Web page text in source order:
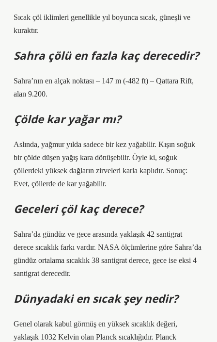
Sıcak çöl iklimleri genellikle yıl boyunca sıcak, güneşli ve
kuraktır.
Sahra çölü en fazla kaç derecedir?
Sahra’nın en alçak noktası – 147 m (-482 ft) – Qattara Rift,
alan 9.200.
Çölde kar yağar mı?
Aslında, yağmur yılda sadece bir kez yağabilir. Kışın soğuk
bir çölde düşen yağış kara dönüşebilir. Öyle ki, soğuk
çöllerdeki yüksek dağların zirveleri karla kaplıdır. Sonuç:
Evet, çöllerde de kar yağabilir.
Geceleri çöl kaç derece?
Sahra’da gündüz ve gece arasında yaklaşık 42 santigrat
derece sıcaklık farkı vardır. NASA ölçümlerine göre Sahra’da
gündüz ortalama sıcaklık 38 santigrat derece, gece ise eksi 4
santigrat derecedir.
Dünyadaki en sıcak şey nedir?
Genel olarak kabul görmüş en yüksek sıcaklık değeri,
yaklaşık 1032 Kelvin olan Planck sıcaklığıdır. Planck